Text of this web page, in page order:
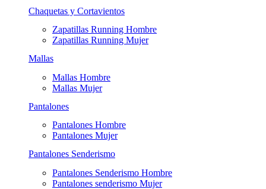
Chaquetas y Cortavientos
Zapatillas Running Hombre
Zapatillas Running Mujer
Mallas
Mallas Hombre
Mallas Mujer
Pantalones
Pantalones Hombre
Pantalones Mujer
Pantalones Senderismo
Pantalones Senderismo Hombre
Pantalones senderismo Mujer